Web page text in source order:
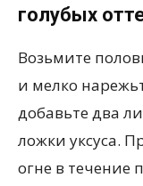
голубых
Возьмите
и мелко
добавьте два
ложки уксуса.
огне в течение